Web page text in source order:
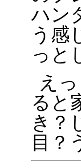
ハン
う感
っと
え
ると
き？
目？